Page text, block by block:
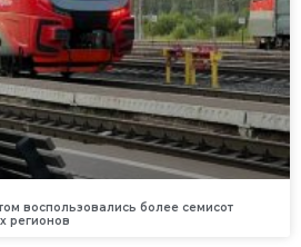
воспользовались более семисот
регионов